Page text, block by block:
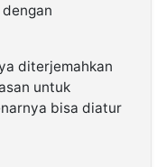
diterjemahkan
untuk
bisa diatur